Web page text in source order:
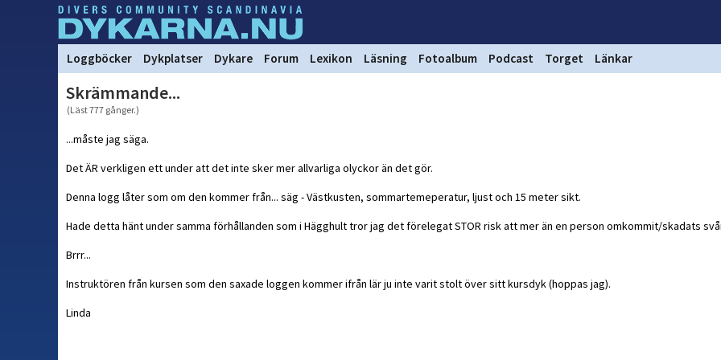
Loggböcker Dykplatser Dykare Forum Lexikon Läsning Fotoalbum Podcast Torget Länkar
Skrämmande...
(Läst 777 gånger.)
...måste jag säga.
Det ÄR verkligen ett under att det inte sker mer allvarliga olyckor än det gör.
Denna logg låter som om den kommer från... säg - Västkusten, sommartemeperatur, ljust och 15 meter sikt.
Hade detta hänt under samma förhållanden som i Hägghult tror jag det förelegat STOR risk att mer än en person omkommit/skadats
Brrr...
Instruktören från kursen som den saxade loggen kommer ifrån lär ju inte varit stolt över sitt kursdyk (hoppas jag).
Linda